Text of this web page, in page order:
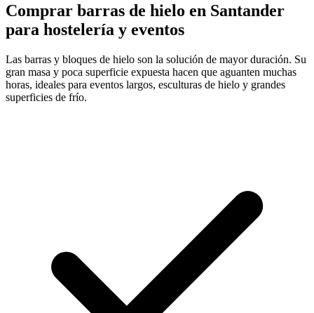
Comprar barras de hielo en Santander
para hostelería y eventos
Las barras y bloques de hielo son la solución de mayor duración. Su
gran masa y poca superficie expuesta hacen que aguanten muchas
horas, ideales para eventos largos, esculturas de hielo y grandes
superficies de frío.